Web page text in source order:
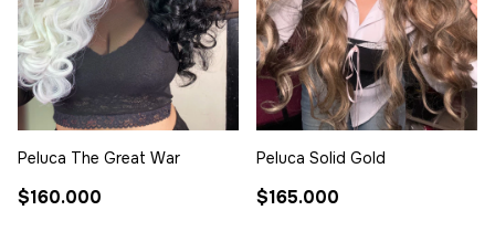
Peluca The Great War
$160.000
Peluca Solid Gold
$165.000